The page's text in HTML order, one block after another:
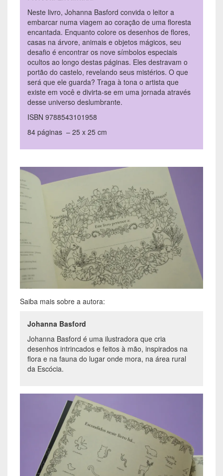
Neste livro, Johanna Basford convida o leitor a
embarcar numa viagem ao coração de uma floresta
encantada. Enquanto colore os desenhos de flores,
casas na árvore, animais e objetos mágicos, seu
desafio é encontrar os nove símbolos especiais
ocultos ao longo destas páginas. Eles destravam o
portão do castelo, revelando seus mistérios. O que
será que ele guarda? Traga à tona o artista que
existe em você e divirta-se em uma jornada através
desse universo deslumbrante.
ISBN 9788543101958
84 páginas – 25 x 25 cm
Saiba mais sobre a autora:
Johanna Basford
Johanna Basford é uma ilustradora que cria
desenhos intrincados e feitos à mão, inspirados na
flora e na fauna do lugar onde mora, na área rural
da Escócia.